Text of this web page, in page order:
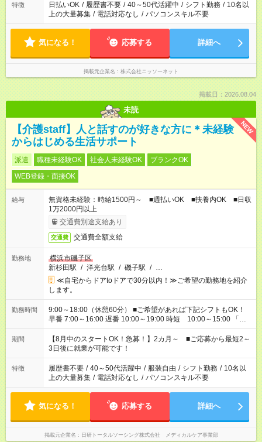
特徴 日払いOK / 履歴書不要 / 40～50代活躍中 / シフト勤務 / 10名以
上の大量募集 / 電話対応なし / パソコンスキル不要
気になる！ 応募する 詳細へ
掲載元企業名 株式会社ニッソーネット
掲載日：2026.08.04
未読
NEW
【介護staff】人と話すのが好きな方に＊未経験
からはじめる生活サポート
派遣 職種未経験OK 社会人未経験OK
ブランクOK
WEB登録・面接OK
給与
無資格未経験：時給1500円～ ■週払いOK ■扶養内OK ■日収
1万2000円以上
交通費別途支給あり
交通費 交通費全額支給
勤務地
横浜市磯子区
新杉田駅 / 洋光台駅 / 磯子駅 / …
≪自宅からドアtoドアで30分以内！≫ご希望の勤務地を紹介
します。
勤務時間
9:00～18:00（休憩60分） ■ご希望があれば下記シフトもOK！
早番 7:00～16:00 遅番 10:00～19:00 時短 10:00～15:00 「家
族と休みを合わせたい」 「余裕を持って夕飯の準備がしたい」
「できれば残業はしたくない」 など、ご希望を教えてください
ね。 ※Wワーク希望の方へ 今ご覧のお仕事で希望する勤務時間
と、もう1つのお仕事の勤務時間。 合計で週40時間を超える場
合は応募できません。
期間
【8月中のスタートOK！急募！】2カ月～ ■ご応募から最短2～
3日後に就業が可能です！
特徴 履歴書不要 / 40～50代活躍中 / 服装自由 / シフト勤務 / 10名以
上の大量募集 / 電話対応なし / パソコンスキル不要
気になる！ 応募する 詳細へ
掲載元企業名 日研トータルソーシング株式会社 メディカルケア事業部